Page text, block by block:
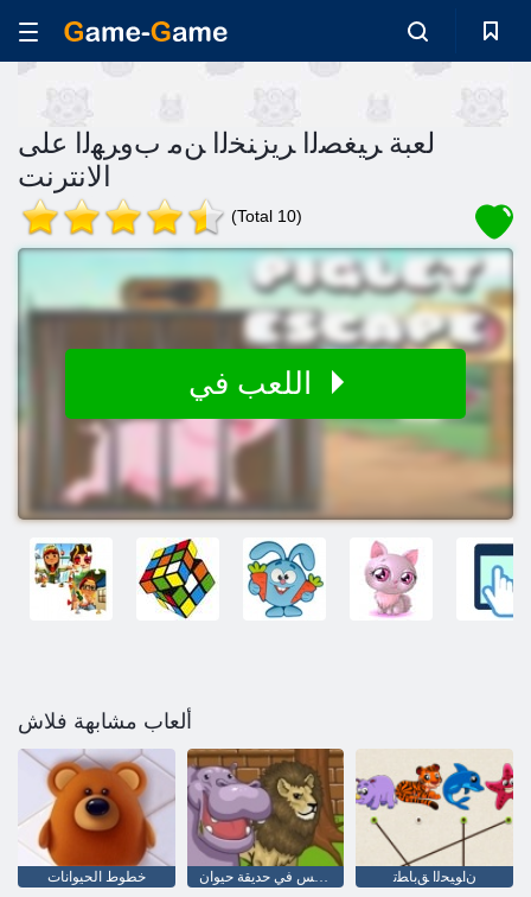
لعبة ﺮﻴﻐﺼﻟﺍ ﺮﻳﺰﻨﺨﻟﺍ ﻦﻣ ﺏﻭﺮﻬﻟﺍ على
الانترنت
(Total 10)
ألعاب مشابهة فلاش
خطوط الحيوانات الكرة والدبابيس في حديقة حيوان ﻥﺍﻮﻴﺤﻟﺍ ﻖﺑﺎﻄﺗ